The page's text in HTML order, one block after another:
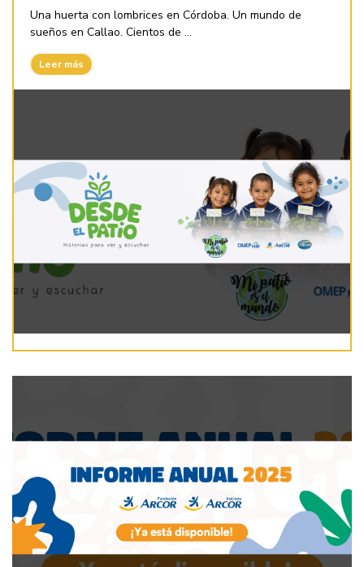
Una huerta con lombrices en Córdoba. Un mundo de
sueños en Callao. Cientos de ...
Leer más